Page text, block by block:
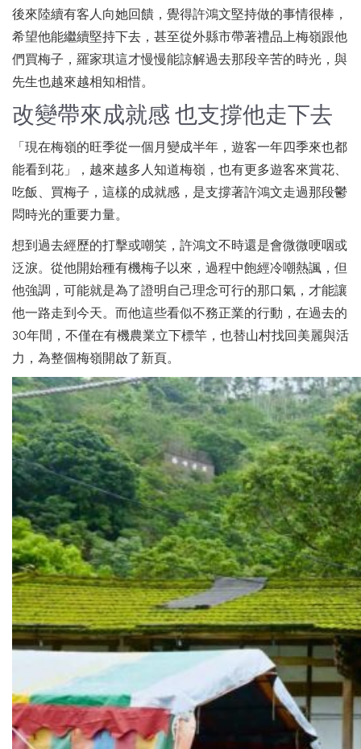
後來陸續有客人向她回饋，覺得許鴻文堅持做的事情很棒，
希望他能繼續堅持下去，甚至從外縣市帶著禮品上梅嶺跟他
們買梅子，羅家琪這才慢慢能諒解過去那段辛苦的時光，與
先生也越來越相知相惜。
改變帶來成就感 也支撐他走下去
「現在梅嶺的旺季從一個月變成半年，遊客一年四季來也都
能看到花」，越來越多人知道梅嶺，也有更多遊客來賞花、
吃飯、買梅子，這樣的成就感，是支撐著許鴻文走過那段鬱
悶時光的重要力量。
想到過去經歷的打擊或嘲笑，許鴻文不時還是會微微哽咽或
泛淚。從他開始種有機梅子以來，過程中飽經冷嘲熱諷，但
他強調，可能就是為了證明自己理念可行的那口氣，才能讓
他一路走到今天。而他這些看似不務正業的行動，在過去的
30年間，不僅在有機農業立下標竿，也替山村找回美麗與活
力，為整個梅嶺開啟了新頁。